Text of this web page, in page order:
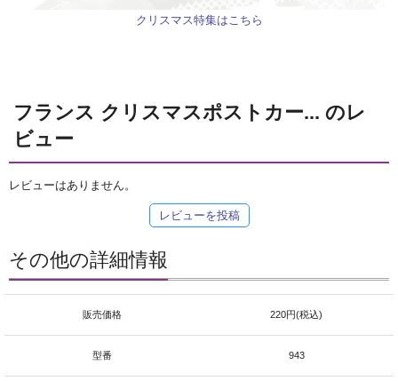
クリスマス特集はこちら
フランス クリスマスポストカー... のレ
ビュー
レビューはありません。
レビューを投稿
その他の詳細情報
販売価格 220円(税込)
型番 943